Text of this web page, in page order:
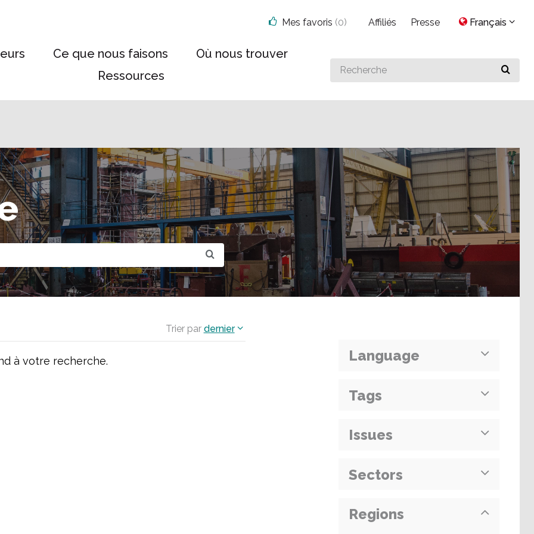
Ce que nous faisons
Où nous trouver
Ressources
Search
for
Mes favoris (0) Affiliés Presse Français
Trier par dernier
à votre recherche. Language
Tags
Issues
Sectors
Regions